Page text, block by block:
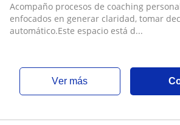
Acompaño procesos de coaching
enfocados en generar claridad, tomar
automático.Este espacio está d...
ver más